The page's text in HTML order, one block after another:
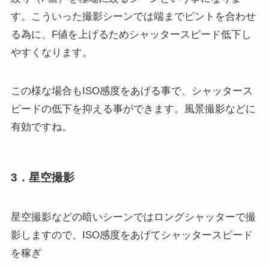
す。こういった撮影シーンでは端までピントを合わせ
る為に、F値を上げるためシャッタースピード低下し
やすくなります。
この様な場合もISO感度をあげる事で、シャッタース
ピードの低下を抑える事ができます。風景撮影などに
有効ですね。
3．星空撮影
星空撮影などの暗いシーンではロングシャッターで撮
影しますので、ISO感度をあげてシャッタースピード
を稼ぎ